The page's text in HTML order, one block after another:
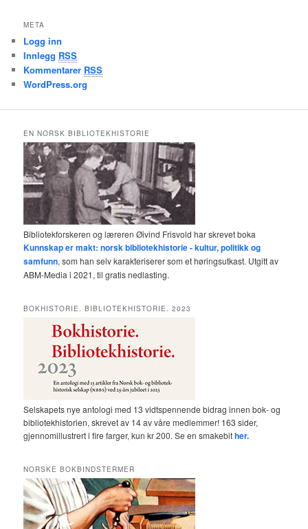
e
g
o
r
i
r
META
Logg inn
Innlegg RSS
Kommentarer RSS
WordPress.org
EN NORSK BIBLIOTEKHISTORIE
Bibliotekforskeren og læreren Øivind Frisvold har skrevet boka
Kunnskap er makt: norsk bibliotekhistorie - kultur, politikk og
samfunn, som han selv karakteriserer som et høringsutkast. Utgitt av
ABM-Media i 2021, til gratis nedlasting.
BOKHISTORIE. BIBLIOTEKHISTORIE. 2023
Selskapets nye antologi med 13 vidtspennende bidrag innen bok- og
bibliotekhistorien, skrevet av 14 av våre medlemmer! 163 sider,
gjennomillustrert i fire farger, kun kr 200. Se en smakebither.
NORSKE BOKBINDSTERMER